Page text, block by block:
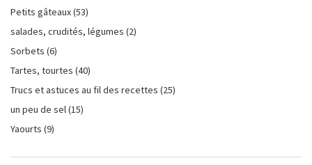
Petits gâteaux(53)
salades, crudités, légumes (2)
Sorbets (6)
Tartes, tourtes (40)
Trucs et astuces au fil des recettes (25)
un peu de sel(15)
Yaourts (9)